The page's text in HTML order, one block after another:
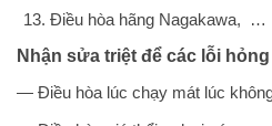
Điều hòa hãng Nagakawa, …
Nhận sửa triệt để các lỗi
— Điều hòa lúc chạy mát lúc